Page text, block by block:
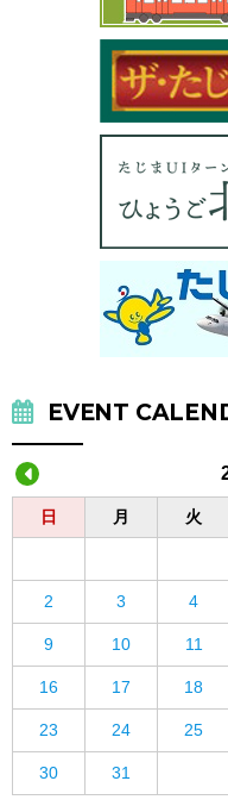
EVENT
日 月 火
2 3 4
9 10 11
16 17 18
23 24 25
30 31